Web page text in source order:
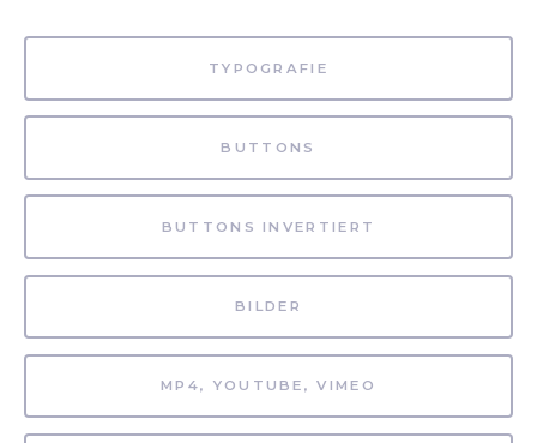
TYPOGRAFIE
BUTTONS
BUTTONS INVERTIERT
BILDER
MP4, YOUTUBE, VIMEO